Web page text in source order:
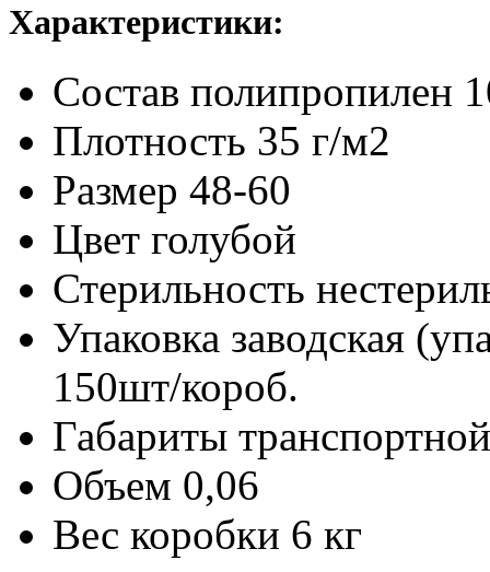
Характеристики:
Состав полипропилен
Плотность 35 г/м2
Размер 48-60
Цвет голубой
Стерильность
Упаковка заводская
150шт/короб.
Габариты
Объем 0,06
Вес коробки 6 кг